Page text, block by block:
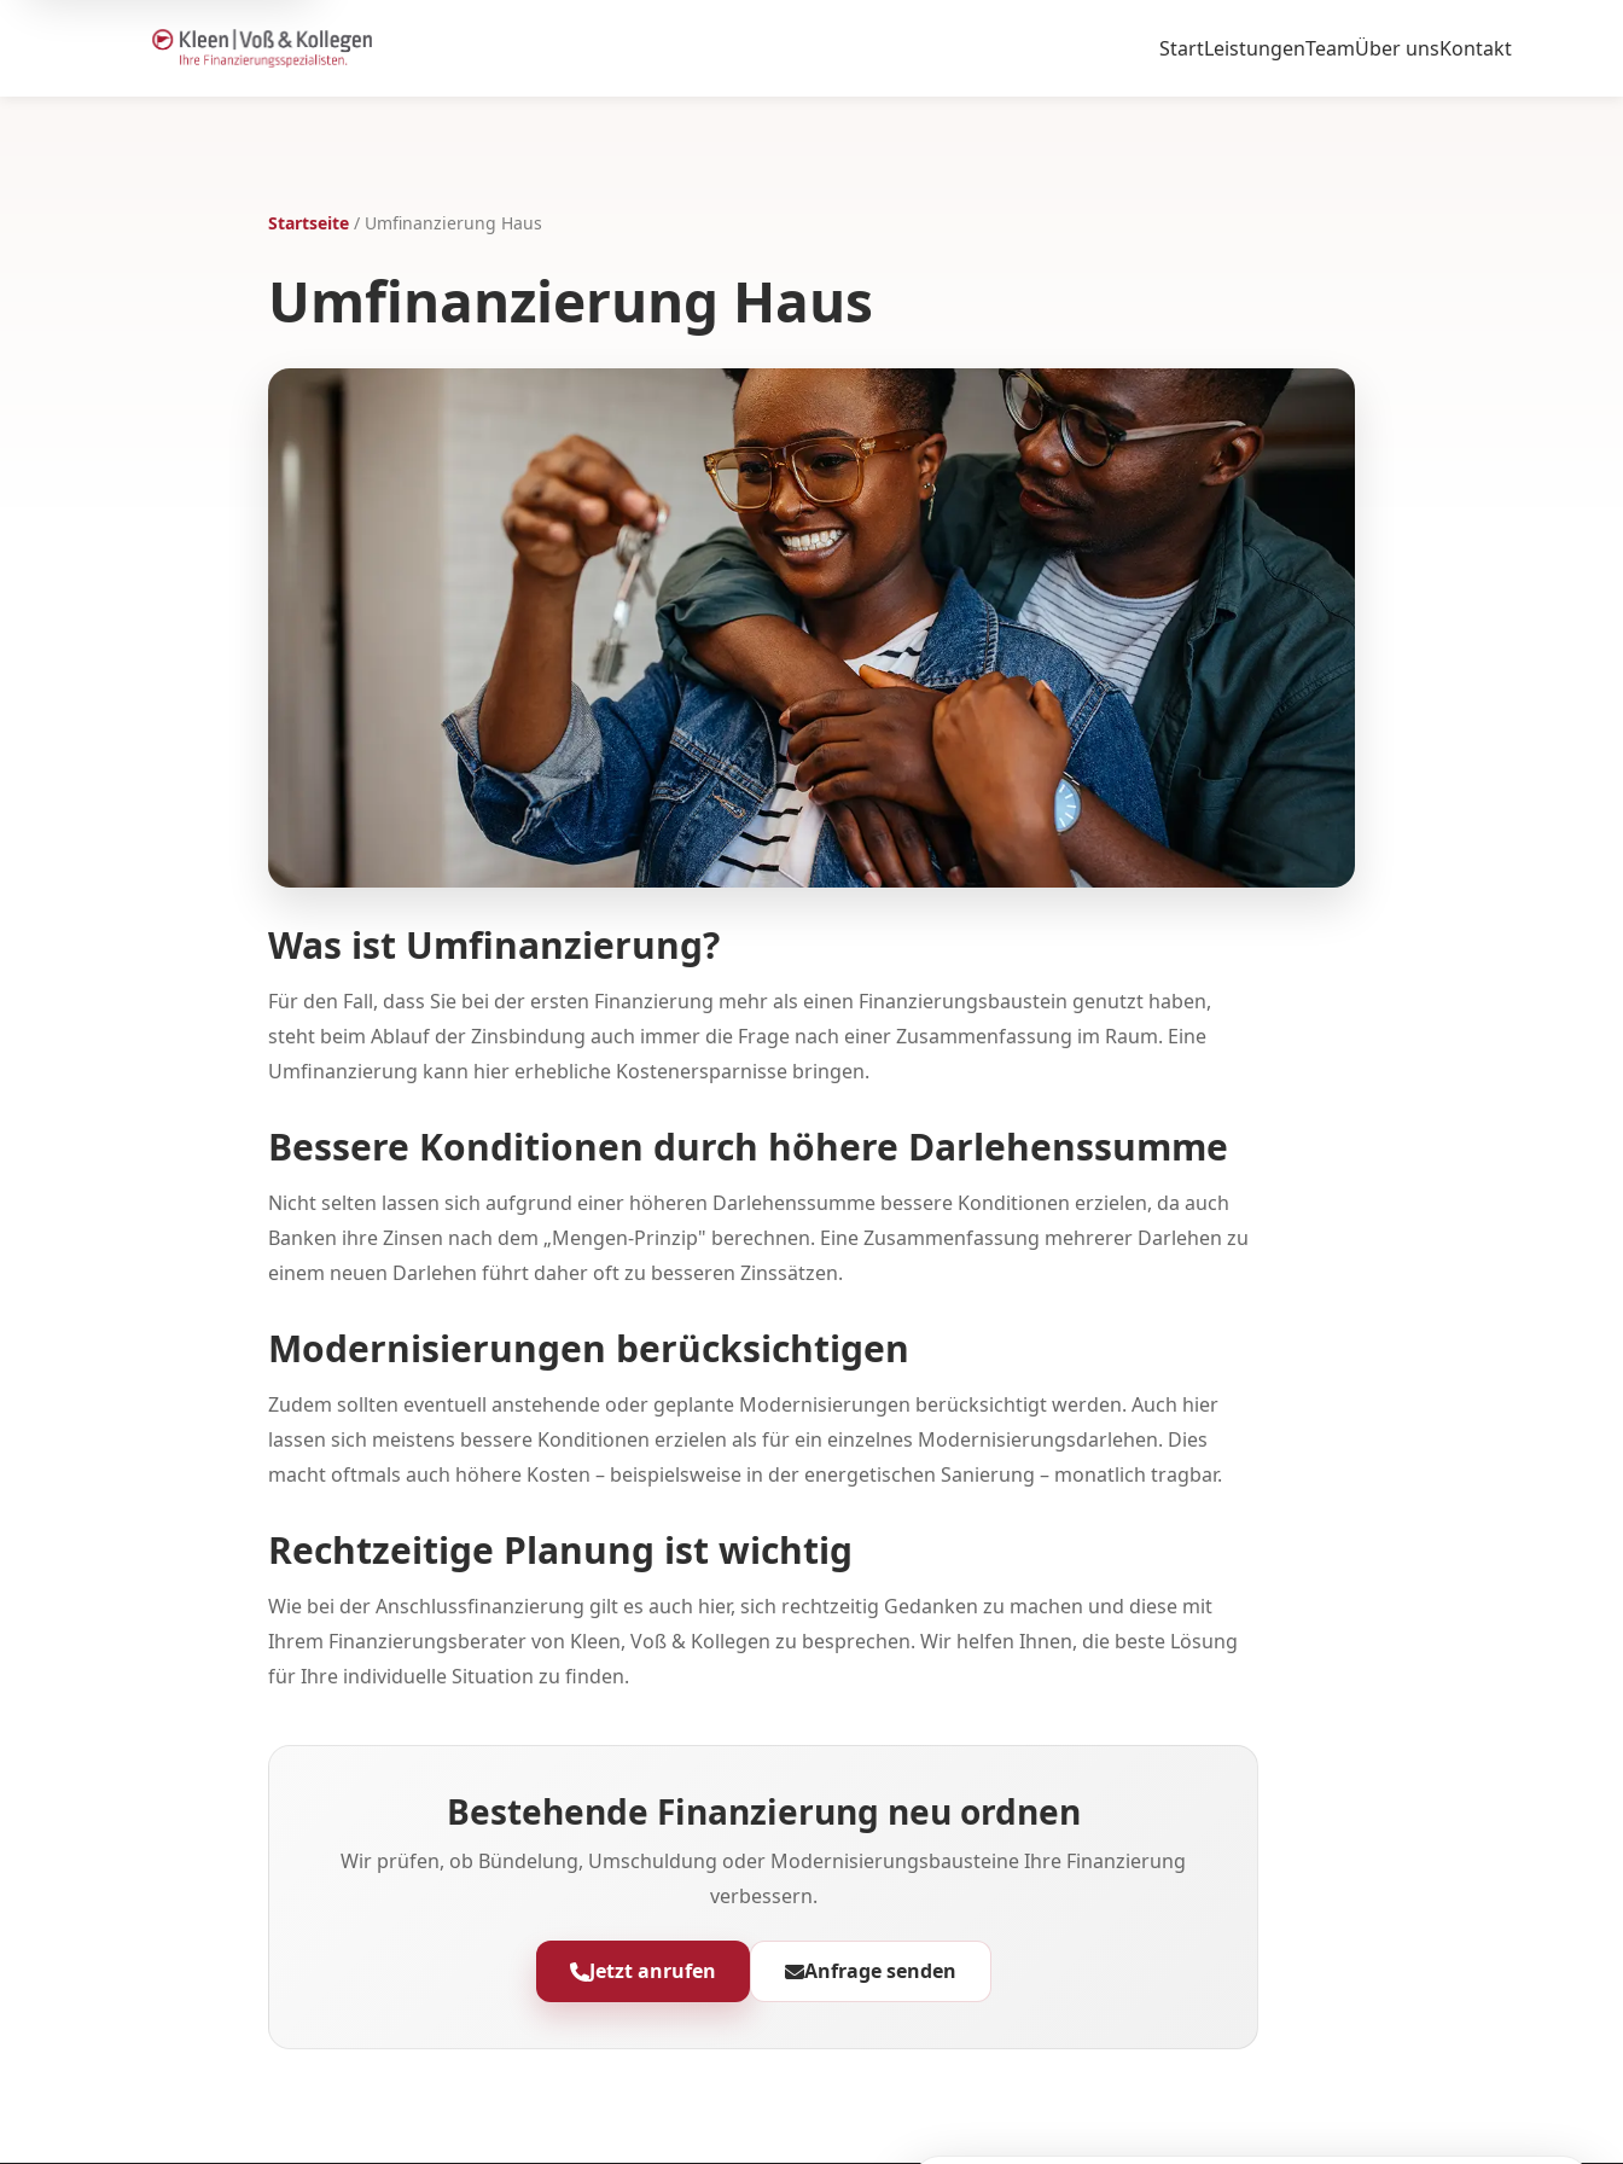
StartLeistungenTeamÜber unsKontakt
Startseite / Umfinanzierung Haus
Umfinanzierung Haus
Was ist Umfinanzierung?
Für den Fall, dass Sie bei der ersten Finanzierung mehr als einen Finanzierungsbaustein genutzt haben,
steht beim Ablauf der Zinsbindung auch immer die Frage nach einer Zusammenfassung im Raum. Eine
Umfinanzierung kann hier erhebliche Kostenersparnisse bringen.
Bessere Konditionen durch höhere Darlehenssumme
Nicht selten lassen sich aufgrund einer höheren Darlehenssumme bessere Konditionen erzielen, da auch
Banken ihre Zinsen nach dem „Mengen-Prinzip" berechnen. Eine Zusammenfassung mehrerer Darlehen zu
einem neuen Darlehen führt daher oft zu besseren Zinssätzen.
Modernisierungen berücksichtigen
Zudem sollten eventuell anstehende oder geplante Modernisierungen berücksichtigt werden. Auch hier
lassen sich meistens bessere Konditionen erzielen als für ein einzelnes Modernisierungsdarlehen. Dies
macht oftmals auch höhere Kosten – beispielsweise in der energetischen Sanierung – monatlich tragbar.
Rechtzeitige Planung ist wichtig
Wie bei der Anschlussfinanzierung gilt es auch hier, sich rechtzeitig Gedanken zu machen und diese mit
Ihrem Finanzierungsberater von Kleen, Voß & Kollegen zu besprechen. Wir helfen Ihnen, die beste Lösung
für Ihre individuelle Situation zu finden.
Bestehende Finanzierung neu ordnen
Wir prüfen, ob Bündelung, Umschuldung oder Modernisierungsbausteine Ihre Finanzierung
verbessern.
Jetzt anrufen Anfrage senden